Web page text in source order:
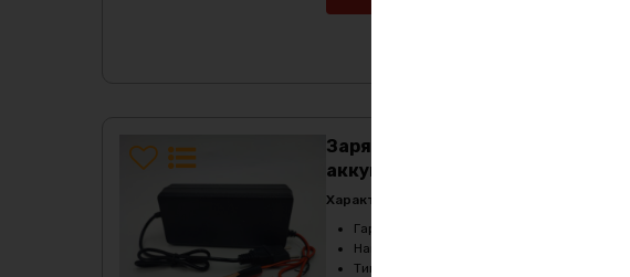
Зарядное устройство для lifepo4
аккумуляторов 12в 5А
Характеристики:
Гарантия
Напряжение
Тип